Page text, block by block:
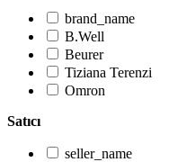
brand_name
B.Well
Beurer
Tiziana Terenzi
Omron
Satıcı
seller_name